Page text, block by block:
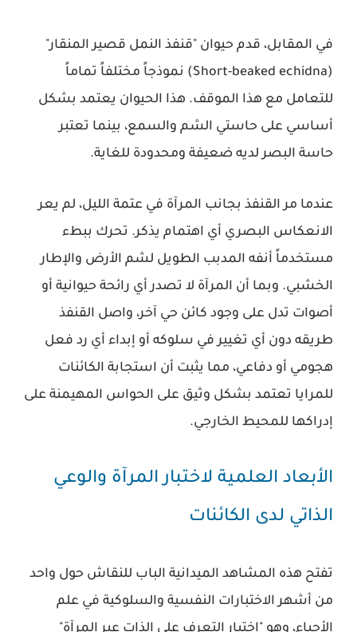
في المقابل، قدم حيوان "قنفذ النمل قصير المنقار"
(Short-beaked echidna) نموذجاً مختلفاً تماماً
للتعامل مع هذا الموقف. هذا الحيوان يعتمد بشكل
أساسي على حاستي الشم والسمع، بينما تعتبر
حاسة البصر لديه ضعيفة ومحدودة للغاية.
عندما مر القنفذ بجانب المرآة في عتمة الليل، لم يعر
الانعكاس البصري أي اهتمام يذكر. تحرك ببطء
مستخدماً أنفه المدبب الطويل لشم الأرض والإطار
الخشبي. وبما أن المرآة لا تصدر أي رائحة حيوانية أو
أصوات تدل على وجود كائن حي آخر، واصل القنفذ
طريقه دون أي تغيير في سلوكه أو إبداء أي رد فعل
هجومي أو دفاعي، مما يثبت أن استجابة الكائنات
للمرايا تعتمد بشكل وثيق على الحواس المهيمنة على
إدراكها للمحيط الخارجي.
الأبعاد العلمية لاختبار المرآة والوعي
الذاتي لدى الكائنات
تفتح هذه المشاهد الميدانية الباب للنقاش حول واحد
من أشهر الاختبارات النفسية والسلوكية في علم
الأحياء، وهو "اختبار التعرف على الذات عبر المرآة"